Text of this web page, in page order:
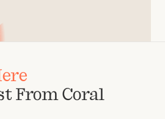
From Coral